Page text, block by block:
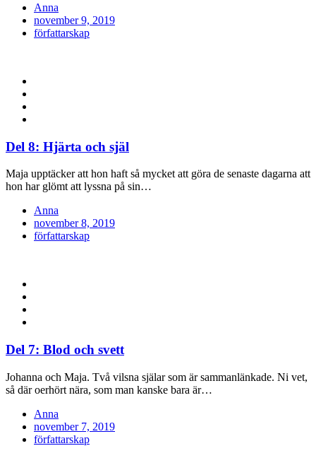
Anna
Posted
on
november 9, 2019
författarskap
Del 8: Hjärta och själ
Maja upptäcker att hon haft så mycket att göra de senaste dagarna att
hon har glömt att lyssna på sin…
Anna
Posted
on
november 8, 2019
författarskap
Del 7: Blod och svett
Johanna och Maja. Två vilsna själar som är sammanlänkade. Ni vet,
så där oerhört nära, som man kanske bara är…
Anna
Posted
on
november 7, 2019
författarskap